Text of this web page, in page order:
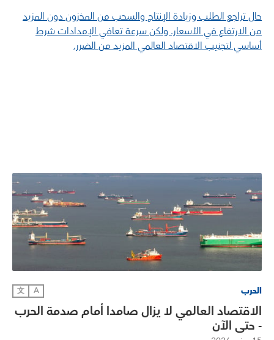
حال تراجع الطلب وزيادة الإنتاج والسحب من المخزون دون المزيد
من الارتفاع في الأسعار. ولكن سرعة تعافي الإمدادات شرط
أساسي لتجنيب الاقتصاد العالمي المزيد من الضرر.
الحرب A
文
الاقتصاد العالمي لا يزال صامدا أمام صدمة الحرب
- حتى الآن